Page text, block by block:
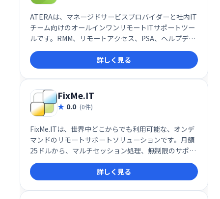
ATERAは、マネージドサービスプロバイダーと社内IT
チーム向けのオールインワンリモートITサポートツー
ルです。RMM、リモートアクセス、PSA、ヘルプデス
ク機能などを統合し、効率的なIT管理を実現します。
30日間の無料トライアルで、その利便性を体感くださ
い。
詳しく見る
FixMe.IT
0.0 (0件)
FixMe.ITは、世界中どこからでも利用可能な、オンデ
マンドのリモートサポートソリューションです。月額
25ドルから、マルチセッション処理、無制限のサポー
ト、最大150台のデバイスへのアクセスを提供。ブラ
ンディング、マルチモニター対応、ファイル転送な
ど、充実した機能で無人での即時サポートを実現しま
す。
詳しく見る